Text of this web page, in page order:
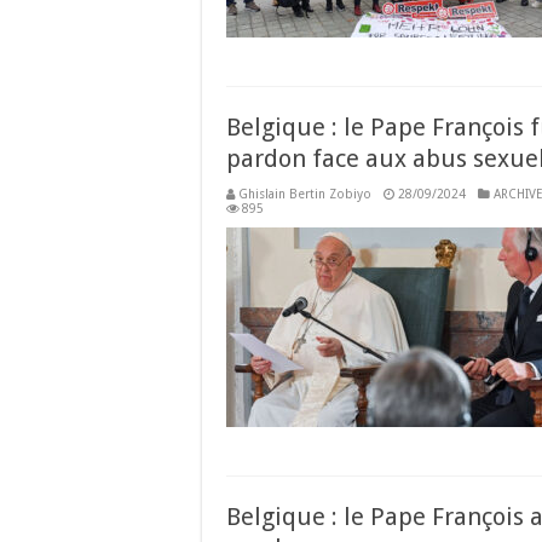
équitables
Belgique : le Pape François
pardon face aux abus
Ghislain Bertin Zobiyo 28/09/2024
895
Belgique : le Pape